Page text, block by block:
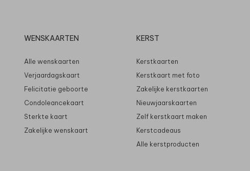
WENSKAARTEN
Alle wenskaarten
Verjaardagskaart
Felicitatie geboorte
Condoleancekaart
Sterkte kaart
Zakelijke wenskaart
KERST
Kerstkaarten
Kerstkaart met foto
Zakelijke kerstkaarten
Nieuwjaarskaarten
Zelf kerstkaart maken
Kerstcadeaus
Alle kerstproducten